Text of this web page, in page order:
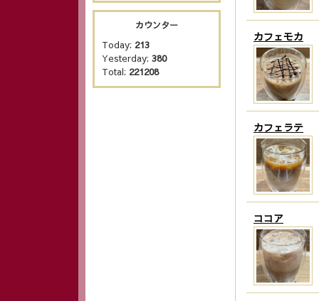
カフェモカ
カフェラテ
ココア
カウンター
Today: 213
Yesterday: 380
Total: 221208